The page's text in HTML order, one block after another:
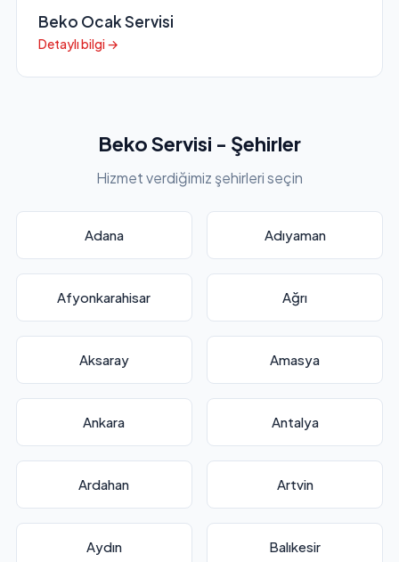
Beko Ocak Servisi
Detaylı bilgi →
Beko Servisi - Şehirler
Hizmet verdiğimiz şehirleri seçin
Adana Adıyaman
Afyonkarahisar Ağrı
Aksaray Amasya
Ankara Antalya
Ardahan Artvin
Aydın Balıkesir